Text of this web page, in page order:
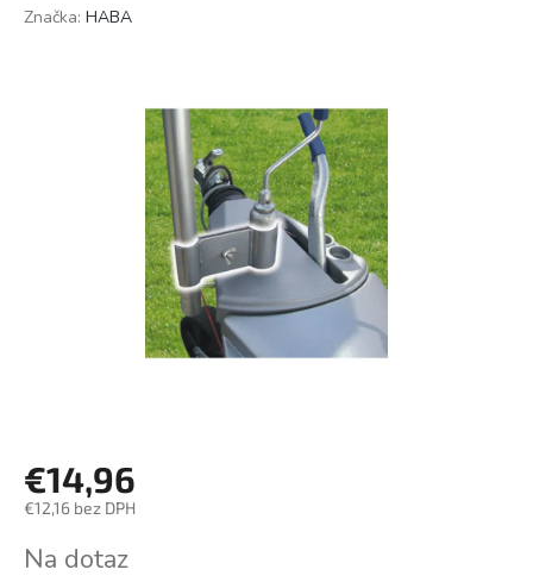
Značka: HABA
€14,96
€12,16 bez DPH
cena:
Na dotaz